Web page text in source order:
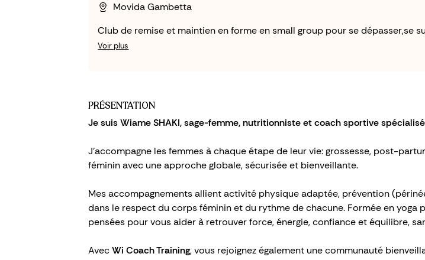
Movida Gambetta
Club de remise et maintien en forme en small group pour se dépasser,se
Voir plus
PRÉSENTATION
Je suis Wiame SHAKI, sage-femme, nutritionniste et coach sportive
J’accompagne les femmes à chaque étape de leur vie: grossesse, post-
féminin avec une approche globale, sécurisée et bienveillante.
Mes accompagnements allient activité physique adaptée, prévention
dans le respect du corps féminin et du rythme de chacune. Formée en
pensées pour vous aider à retrouver force, énergie, confiance et équilibre,
AvecWi Coach Training, vous rejoignez également une communauté